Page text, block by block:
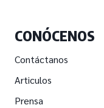
CONÓCENOS
Contáctanos
Articulos
Prensa